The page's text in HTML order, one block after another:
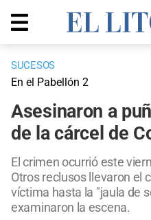
SUCESOS
En el Pabellón 2
Asesinaron a
de la cárcel de
El crimen ocurrió este
Otros reclusos llevaron el
víctima hasta la "jaula de
examinaron la escena.